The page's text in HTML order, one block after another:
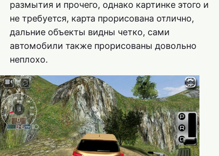
размытия и прочего, однако картинке этого и
не требуется, карта прорисована отлично,
дальние объекты видны четко, сами
автомобили также прорисованы довольно
неплохо.